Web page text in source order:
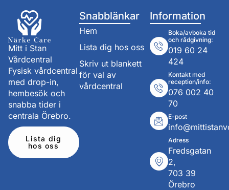
Mitt i Stan
Vårdcentral
Fysisk vårdcentral
med drop-in,
hembesök och
snabba tider i
centrala Örebro.
Lista dig
hos oss
Snabblänkar
Hem
Lista dig hos oss
Skriv ut blankett
för val av
vårdcentral
Information
Boka/avboka tid
och rådgivning:
019 60 24
424
Kontakt med
reception/info:
076 002 40
70
E-post
Adress
Fredsgatan
2,
703 39
Örebro